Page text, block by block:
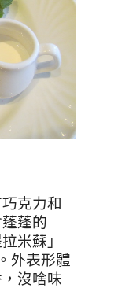
克力和
蓬的
米蘇」
。外表形體
沒啥味